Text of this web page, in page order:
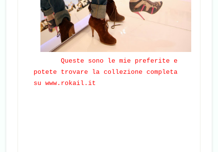
Queste sono le mie preferite e
potete trovare la collezione completa
su www.rokail.it